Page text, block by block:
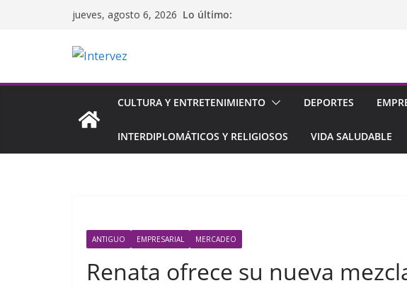
jueves, agosto 6, 2026 Lo último:
CULTURA Y ENTRETENIMIENTO DEPORTES
INTERDIPLOMÁTICOS Y RELIGIOSOS VIDA SALUDABLE
ANTIGUO EMPRESARIAL MERCADEO
Renata ofrece su nueva